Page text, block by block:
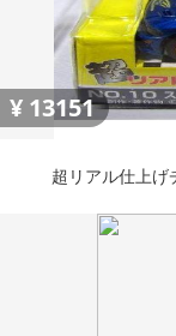
¥ 13151
超リアル仕上げ